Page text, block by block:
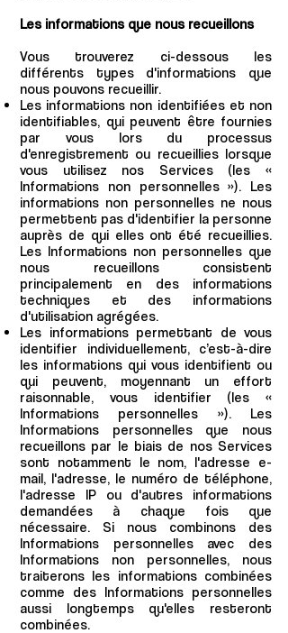
Les informations que nous recueillons
Vous trouverez ci-dessous les
différents types d'informations que
nous pouvons recueillir.
Les informations non identifiées et non
identifiables, qui peuvent être fournies
par vous lors du processus
d'enregistrement ou recueillies lorsque
vous utilisez nos Services (les «
Informations non personnelles »). Les
informations non personnelles ne nous
permettent pas d'identifier la personne
auprès de qui elles ont été recueillies.
Les Informations non personnelles que
nous recueillons consistent
principalement en des informations
techniques et des informations
d'utilisation agrégées.
Les informations permettant de vous
identifier individuellement, c’est-à-dire
les informations qui vous identifient ou
qui peuvent, moyennant un effort
raisonnable, vous identifier (les «
Informations personnelles »). Les
Informations personnelles que nous
recueillons par le biais de nos Services
sont notamment le nom, l'adresse e-
mail, l'adresse, le numéro de téléphone,
l'adresse IP ou d'autres informations
demandées à chaque fois que
nécessaire. Si nous combinons des
Informations personnelles avec des
Informations non personnelles, nous
traiterons les informations combinées
comme des Informations personnelles
aussi longtemps qu'elles resteront
combinées.